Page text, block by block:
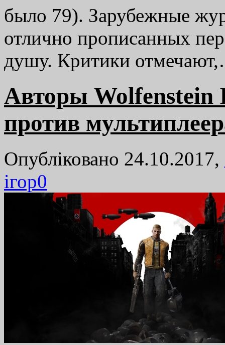
было 79). Зарубежные
отлично прописанных
душу. Критики
Авторы Wolfenstein
против
Опубліковано 24.10.2017,
ігор0